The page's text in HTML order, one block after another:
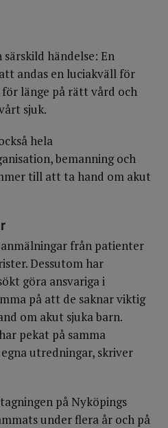
händelse: En
andas en luciakväll för
länge på rätt vård och
sjuk.
hela
bemanning och
till att ta hand om akut
från patienter
Dessutom har
göra ansvariga i
på att de saknar viktig
om akut sjuka barn.
pekat på samma
utredningar, skriver
på Nyköpings
under flera år och på